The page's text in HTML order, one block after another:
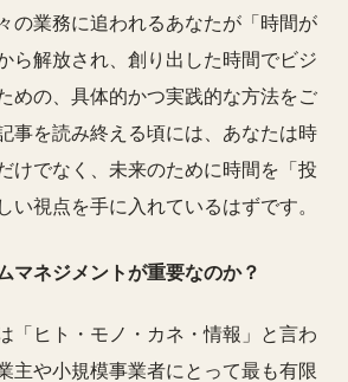
の業務に追われるあなたが「時間が
ら解放され、創り出した時間でビジ
めの、具体的かつ実践的な方法をご
事を読み終える頃には、あなたは時
けでなく、未来のために時間を「投
い視点を手に入れているはずです。
マネジメントが重要なのか？
「ヒト・モノ・カネ・情報」と言わ
主や小規模事業者にとって最も有限